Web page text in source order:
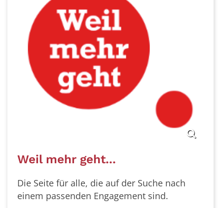
Weil mehr geht...
Die Seite für alle, die auf der Suche nach
einem passenden Engagement sind.